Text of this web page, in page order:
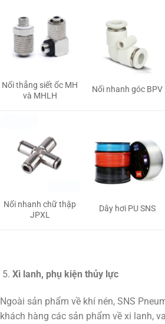
Nối thẳng siết ốc MH
và MHLH
Nối nhanh góc BPV
Nối nhanh chữ thập
JPXL
Dây hơi PU SNS
Xi lanh, phụ kiện thủy lực
Ngoài sản phẩm về khí nén, SNS
khách hàng các sản phẩm về xi lanh,